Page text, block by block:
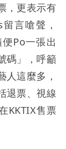
，更表示有
言嗆聲，
Po一張出
碼」，呼籲
人這麼多，
退票、視線
KKTIX售票